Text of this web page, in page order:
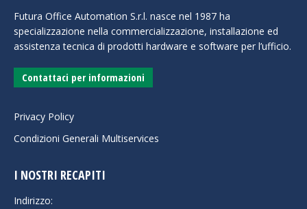
Futura Office Automation S.r.l. nasce nel 1987 ha
specializzazione nella commercializzazione, installazione ed
assistenza tecnica di prodotti hardware e software per l’ufficio.
Contattaci per informazioni
Privacy Policy
Condizioni Generali Multiservices
I NOSTRI RECAPITI
Indirizzo: